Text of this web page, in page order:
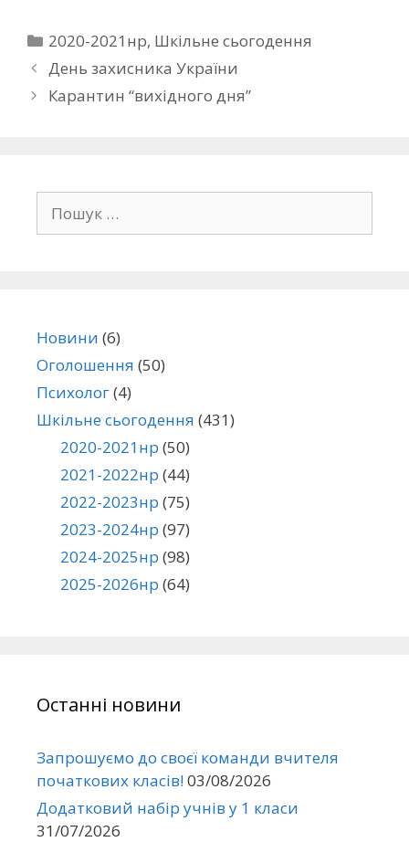
2020-2021нр, Шкільне сьогодення
День захисника України
Карантин “вихідного дня”
Новини (6)
Оголошення (50)
Психолог(4)
Шкільне сьогодення (431)
2020-2021нр (50)
2021-2022нр (44)
2022-2023нр (75)
2023-2024нр (97)
2024-2025нр (98)
2025-2026нр (64)
Останні новини
Запрошуємо до своєї команди вчителя
початкових класів!03/08/2026
Додатковий набір учнів у 1 класи
31/07/2026